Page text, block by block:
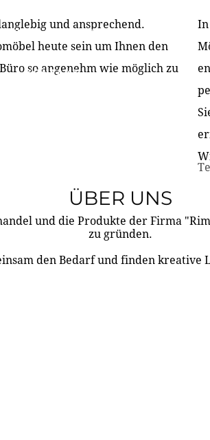
ÜBER UNS PARTNER &
KONTAKT
und ansprechend.
heute sein um Ihnen den
so angenehm wie möglich zu
In
ÜBER UNS
und die Produkte der Firma
zu gründen.
den Bedarf und finden kreative